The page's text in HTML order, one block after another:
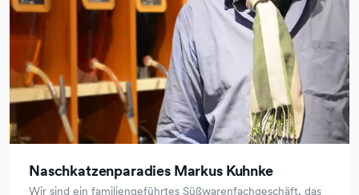
Naschkatzenparadies Markus Kuhnke
Wir sind ein familiengeführtes Süßwarenfachgeschäft, das